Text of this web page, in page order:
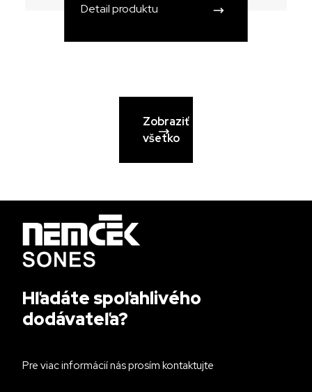
Detail produktu
Zobraziť
všetko
Hľadáte spoľahlivého
dodávateľa?
Pre viac informácií nás prosím kontaktujte